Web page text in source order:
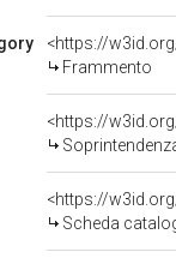
<https://
Frammento
<https://
Soprintendenza
<https://
Scheda